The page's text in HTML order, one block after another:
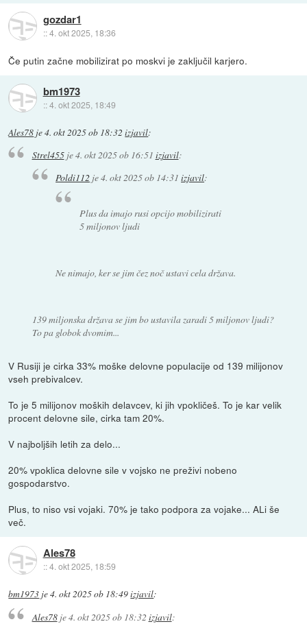
gozdar1
::4. okt 2025, 18:36
Če putin začne mobilizirat po moskvi je zaključil karjero.
bm1973
::4. okt 2025, 18:49
Ales78 je4. okt 2025 ob 18:32 izjavil:
Strel455je4. okt 2025 ob 16:51 izjavil:
Poldi112 je4. okt 2025 ob 14:31 izjavil:
Plus da imajo rusi opcijo mobilizirati
5 miljonov ljudi
Ne nimajo, ker se jim čez noč ustavi cela država.
139 miljonska država se jim bo ustavila zaradi 5 miljonov ljudi?
To pa globok dvomim...
V Rusiji je cirka 33% moške delovne populacije od 139 milijonov
vseh prebivalcev.
To je 5 milijonov moških delavcev, ki jih vpokličeš. To je kar velik
procent delovne sile, cirka tam 20%.
V najboljših letih za delo...
20% vpoklica delovne sile v vojsko ne preživi nobeno
gospodarstvo.
Plus, to niso vsi vojaki. 70% je tako podpora za vojake... ALi še
več.
Ales78
::4. okt 2025, 18:59
bm1973 je4. okt 2025 ob 18:49izjavil:
Ales78je4. okt 2025 ob 18:32 izjavil: